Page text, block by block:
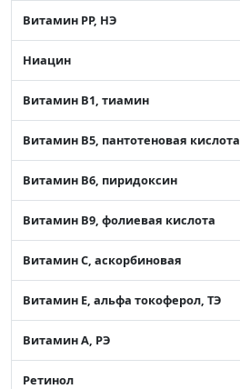
Витамин РР, НЭ
Ниацин
Витамин В1, тиамин
Витамин В5, пантотеновая кислота
Витамин В6, пиридоксин
Витамин В9, фолиевая кислота
Витамин C, аскорбиновая
Витамин Е, альфа токоферол, ТЭ
Витамин А, РЭ
Ретинол